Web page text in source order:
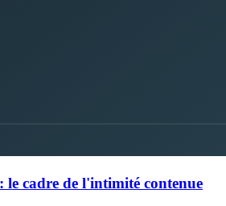
cadre de l'intimité contenue